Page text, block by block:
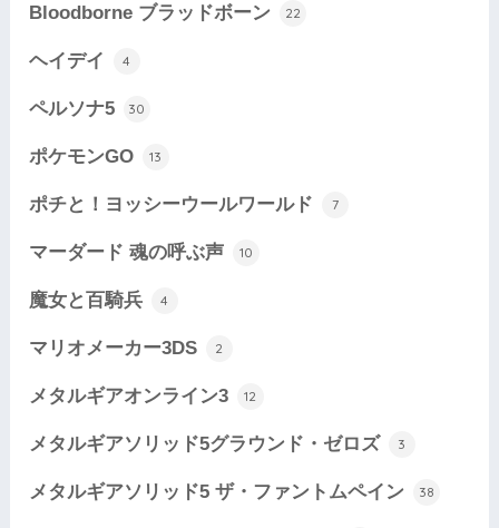
Bloodborne ブラッドボーン 22
ヘイデイ 4
ペルソナ5 30
ポケモンGO 13
ポチと！ヨッシーウールワールド 7
マーダード 魂の呼ぶ声 10
魔女と百騎兵 4
マリオメーカー3DS 2
メタルギアオンライン3 12
メタルギアソリッド5グラウンド・ゼロズ 3
メタルギアソリッド5 ザ・ファントムペイン 38